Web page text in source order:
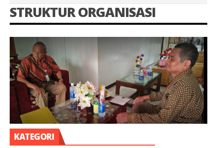
STRUKTUR ORGANISASI
KATEGORI